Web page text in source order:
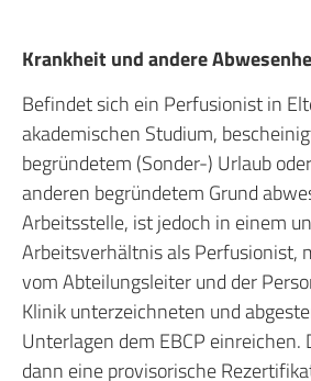
Krankheit und andere
Befindet sich ein Perfusionist in
akademischen Studium,
begründetem (Sonder-) Urlaub
anderen begründetem Grund
Arbeitsstelle, ist jedoch in einem
Arbeitsverhältnis als Perfusionist,
vom Abteilungsleiter und der
Klinik unterzeichneten und
Unterlagen dem EBCP einreichen.
dann eine provisorische